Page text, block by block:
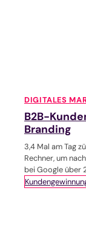
DIGITALES
B2B-
Branding
3,4 Mal am Tag
Rechner, um
bei Google über